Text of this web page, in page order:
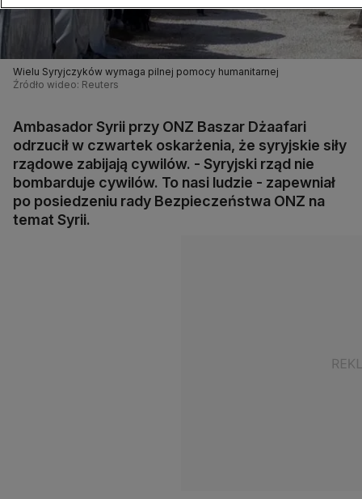
Wielu Syryjczyków wymaga pilnej pomocy humanitarnej
Źródło wideo: Reuters
Ambasador Syrii przy ONZ Baszar Dżaafari
odrzucił w czwartek oskarżenia, że syryjskie siły
rządowe zabijają cywilów. - Syryjski rząd nie
bombarduje cywilów. To nasi ludzie - zapewniał
po posiedzeniu rady Bezpieczeństwa ONZ na
temat Syrii.